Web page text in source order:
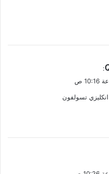
:
تسولفون